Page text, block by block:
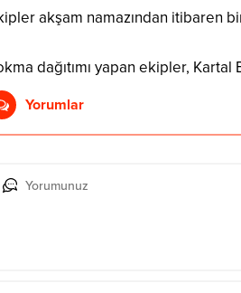
akşam namazından itibaren
dağıtımı yapan ekipler,
Yorumlar